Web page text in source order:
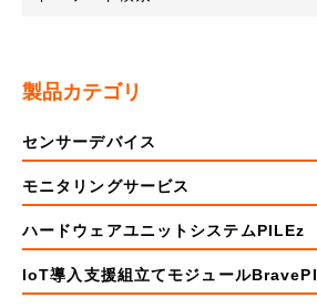
製品カテゴリ
センサーデバイス
モニタリングサービス
ハードウェアユニットシステムPILEz
IoT導入支援組立てモジュールBravePI